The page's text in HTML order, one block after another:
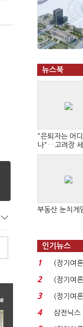
뉴스북
"은퇴자는 어
나"…고려장 세
판 확산
부동산 눈치게
인기뉴스
1
(정기여
청래 '초
2
(정기여
'초접전
3
(정기여
7%…일
4
삼전닉스
로이터에